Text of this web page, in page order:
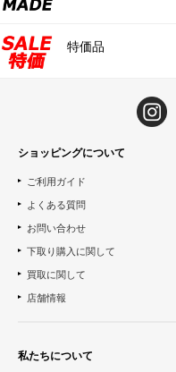
特価品
ショッピングについて
ご利用ガイド
よくある質問
お問い合わせ
下取り購入に関して
買取に関して
店舗情報
私たちについて